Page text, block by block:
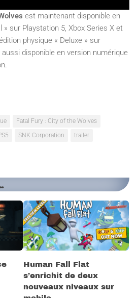
est maintenant disponible en
» sur Playstation 5, Xbox Series X et
physique « Deluxe » sur
disponible en version numérique
Fatal Fury : City of the Wolves
SNK Corporation
trailer
Human Fall Flat
s’enrichit de deux
nouveaux niveaux sur